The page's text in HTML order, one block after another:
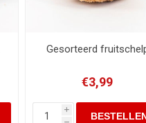
Gesorteerd
€3,99
i